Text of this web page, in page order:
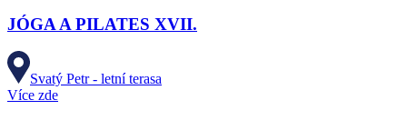
JÓGA A PILATES XVII.
Svatý Petr - letní terasa
Více zde